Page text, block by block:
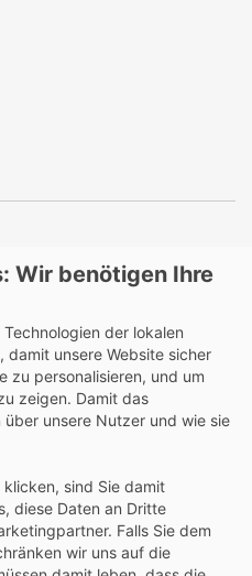
und Postfilialen
über Paypal
und das Layout sind
Wir benötigen Ihre
der lokalen
damit unsere Website sicher
zu personalisieren, und um
zeigen. Damit das
unsere Nutzer und wie sie
sind Sie damit
diese Daten an Dritte
Falls Sie dem
wir uns auf die